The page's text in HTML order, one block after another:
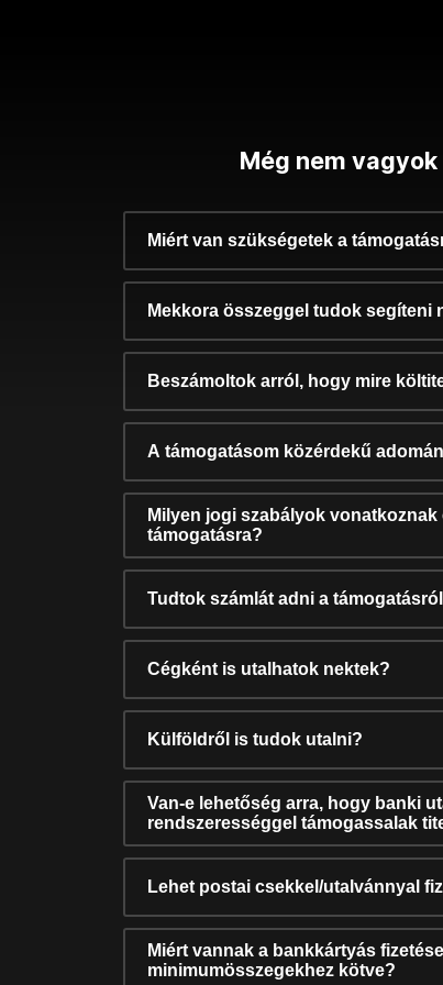
Még nem
Miért van szükségetek a
Mekkora összeggel tudok segíteni
Beszámoltok arról, hogy mire
A támogatásom közérdekű
Milyen jogi szabályok vonatkoznak
támogatásra?
Tudtok számlát adni a
Cégként is utalhatok nektek?
Külföldről is tudok utalni?
Van-e lehetőség arra, hogy banki
rendszerességgel támogassalak
Lehet postai csekkel/utalvánnyal
Miért vannak a bankkártyás
minimumösszegekhez kötve?